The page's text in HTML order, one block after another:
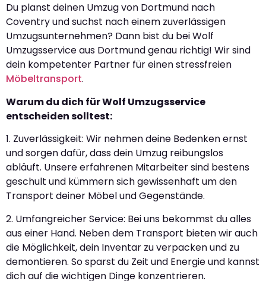
Du planst deinen Umzug von Dortmund nach
Coventry und suchst nach einem zuverlässigen
Umzugsunternehmen? Dann bist du bei Wolf
Umzugsservice aus Dortmund genau richtig! Wir sind
dein kompetenter Partner für einen stressfreien
Möbeltransport.
Warum du dich für Wolf Umzugsservice
entscheiden solltest:
1. Zuverlässigkeit: Wir nehmen deine Bedenken ernst
und sorgen dafür, dass dein Umzug reibungslos
abläuft. Unsere erfahrenen Mitarbeiter sind bestens
geschult und kümmern sich gewissenhaft um den
Transport deiner Möbel und Gegenstände.
2. Umfangreicher Service: Bei uns bekommst du alles
aus einer Hand. Neben dem Transport bieten wir auch
die Möglichkeit, dein Inventar zu verpacken und zu
demontieren. So sparst du Zeit und Energie und kannst
dich auf die wichtigen Dinge konzentrieren.